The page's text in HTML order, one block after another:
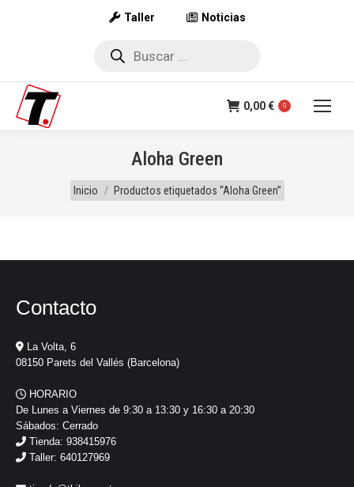
Taller Noticias
Búsqueda
0,00€ 0
Aloha Green
Estás aquí:
Inicio Productos etiquetados “Aloha Green”
Contacto
La Volta, 6
08150 Parets del Vallés (Barcelona)
HORARIO
De Lunes a Viernes de 9:30 a 13:30 y 16:30 a 20:30
Sábados: Cerrado
Tienda: 938415976
Taller: 640127969